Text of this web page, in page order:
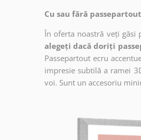
Cu sau fără
În oferta noastră veți găsi
alegeți dacă doriți
Passepartout ecru
impresie subtilă a ramei
voi. Sunt un accesoriu